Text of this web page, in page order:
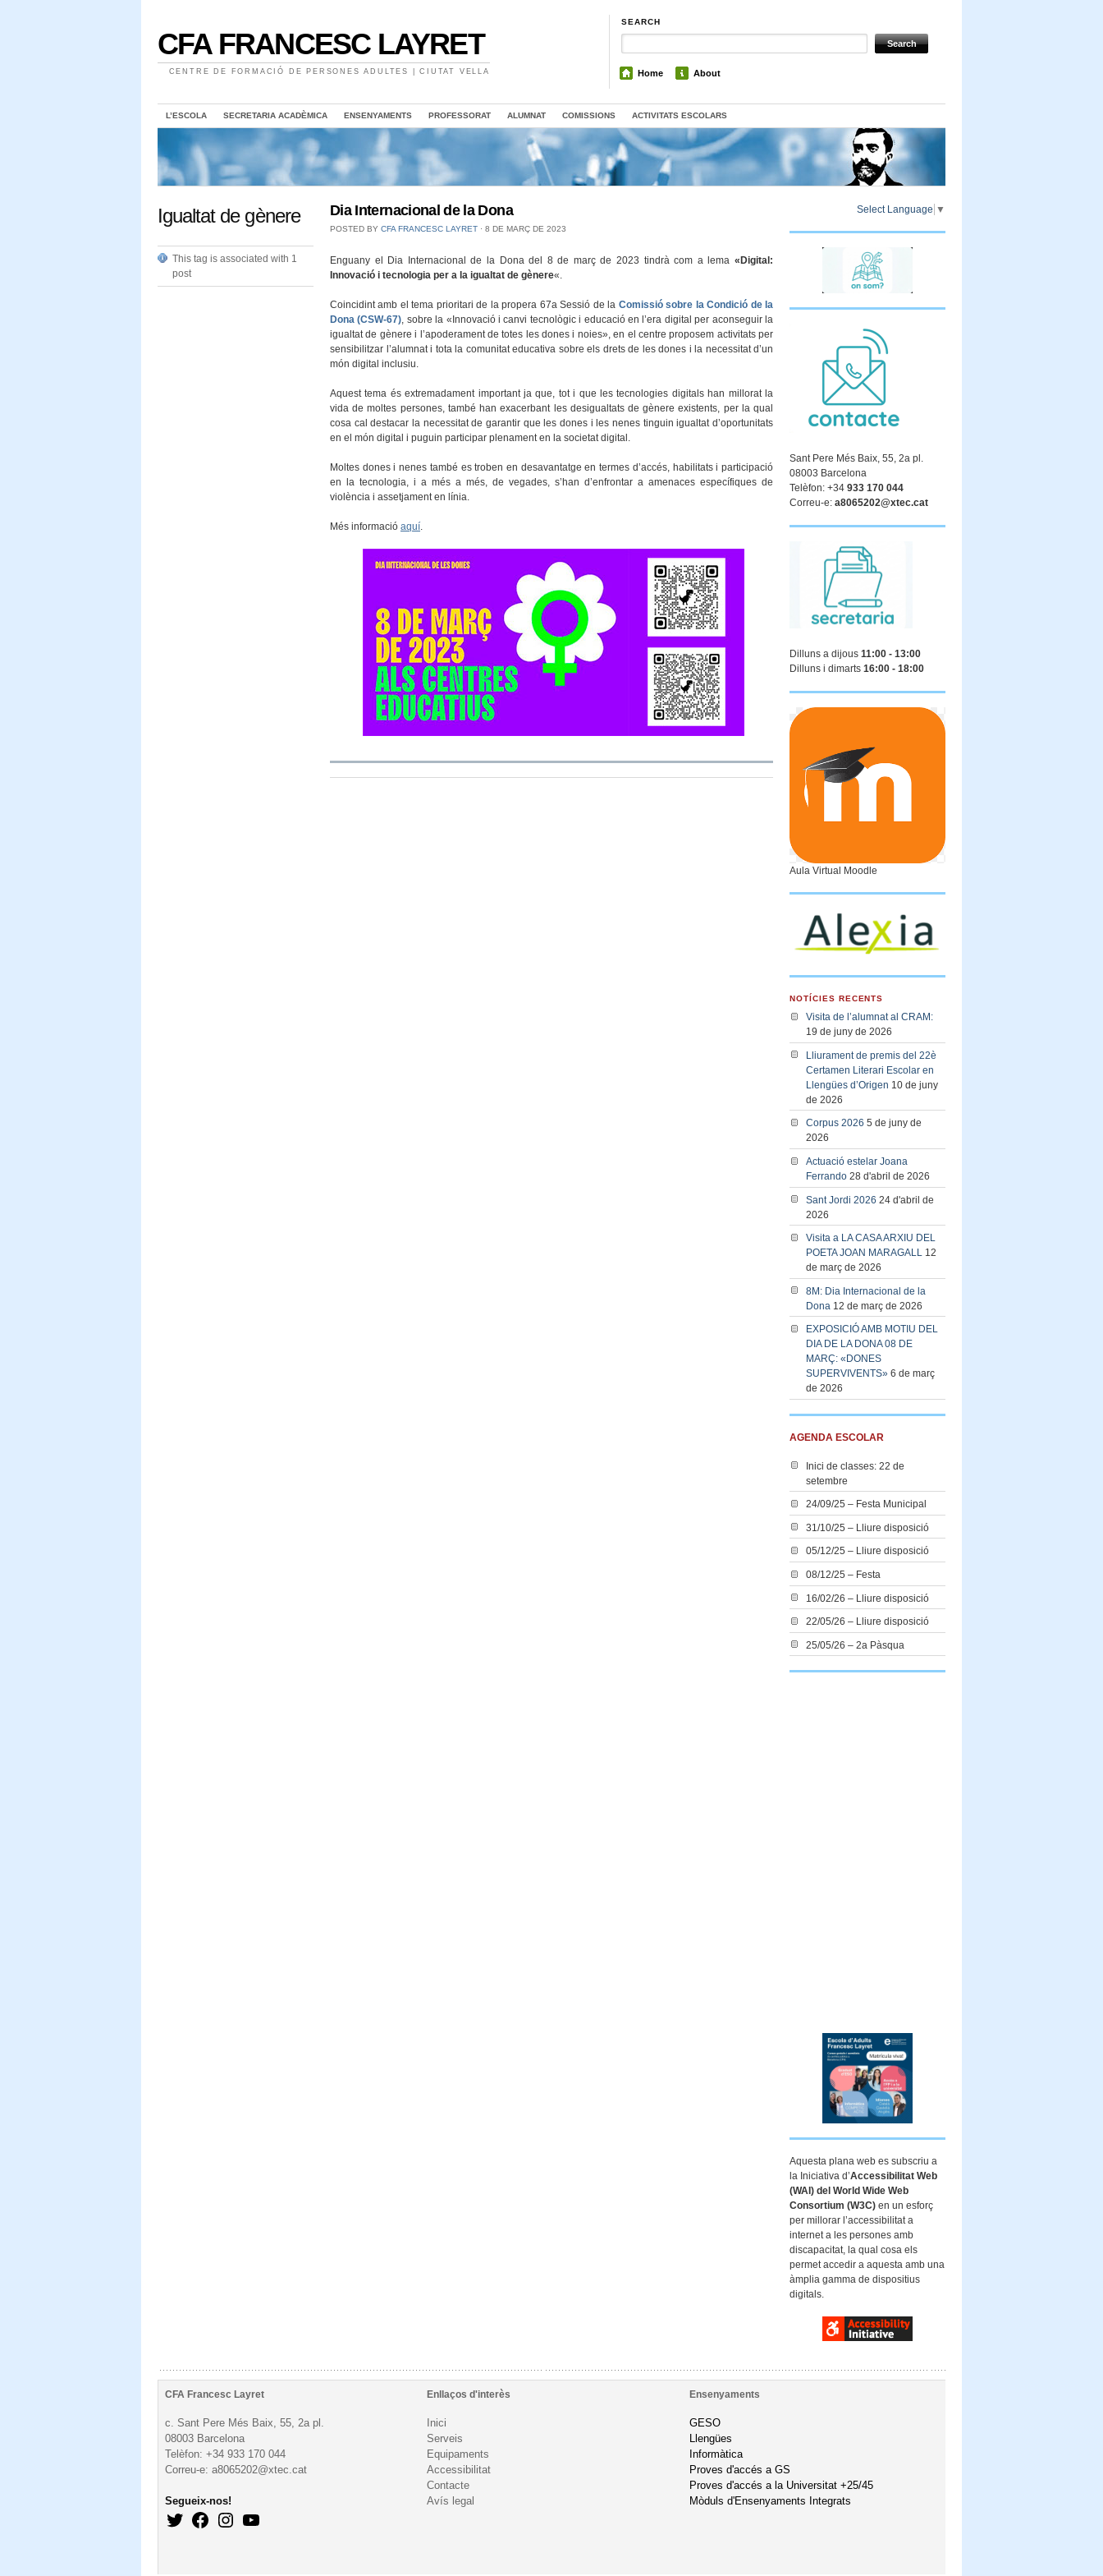
CFA FRANCESC LAYRET
CENTRE DE FORMACIÓ DE PERSONES ADULTES | CIUTAT VELLA
SEARCH
Home About
L’ESCOLA SECRETARIA ACADÈMICA ENSENYAMENTS PROFESSORAT ALUMNAT COMISSIONS ACTIVITATS ESCOLARS
Igualtat de gènere
This tag is associated with 1
post
Dia Internacional de la Dona
POSTED BY CFA FRANCESC LAYRET ⋅ 8 DE MARÇ DE 2023
Enguany el Dia Internacional de la Dona del 8 de març de 2023 tindrà com a lema «Digital:
Innovació i tecnologia per a la igualtat de gènere«.
Coincidint amb el tema prioritari de la propera 67a Sessió de la Comissió sobre la Condició de la
Dona (CSW-67), sobre la «Innovació i canvi tecnològic i educació en l’era digital per aconseguir la
igualtat de gènere i l’apoderament de totes les dones i noies», en el centre proposem activitats per
sensibilitzar l’alumnat i tota la comunitat educativa sobre els drets de les dones i la necessitat d’un
món digital inclusiu.
Aquest tema és extremadament important ja que, tot i que les tecnologies digitals han millorat la
vida de moltes persones, també han exacerbant les desigualtats de gènere existents, per la qual
cosa cal destacar la necessitat de garantir que les dones i les nenes tinguin igualtat d’oportunitats
en el món digital i puguin participar plenament en la societat digital.
Moltes dones i nenes també es troben en desavantatge en termes d’accés, habilitats i participació
en la tecnologia, i a més a més, de vegades, s’han d’enfrontar a amenaces específiques de
violència i assetjament en línia.
Més informació aquí.
Select Language ▼
Sant Pere Més Baix, 55, 2a pl.
08003 Barcelona
Telèfon: +34 933 170 044
Correu-e: a8065202@xtec.cat
Dilluns a dijous 11:00 - 13:00
Dilluns i dimarts 16:00 - 18:00
Aula Virtual Moodle
NOTÍCIES RECENTS
Visita de l’alumnat al CRAM:
19 de juny de 2026
Lliurament de premis del 22è
Certamen Literari Escolar en
Llengües d’Origen 10 de juny
de 2026
Corpus 2026 5 de juny de
2026
Actuació estelar Joana
Ferrando 28 d'abril de 2026
Sant Jordi 2026 24 d'abril de
2026
Visita a LA CASA ARXIU DEL
POETA JOAN MARAGALL 12
de març de 2026
8M: Dia Internacional de la
Dona 12 de març de 2026
EXPOSICIÓ AMB MOTIU DEL
DIA DE LA DONA 08 DE
MARÇ: «DONES
SUPERVIVENTS» 6 de març
de 2026
AGENDA ESCOLAR
Inici de classes: 22 de
setembre
24/09/25 – Festa Municipal
31/10/25 – Lliure disposició
05/12/25 – Lliure disposició
08/12/25 – Festa
16/02/26 – Lliure disposició
22/05/26 – Lliure disposició
25/05/26 – 2a Pàsqua
Aquesta plana web es subscriu a
la Iniciativa d’Accessibilitat Web
(WAI) del World Wide Web
Consortium (W3C) en un esforç
per millorar l’accessibilitat a
internet a les persones amb
discapacitat, la qual cosa els
permet accedir a aquesta amb una
àmplia gamma de dispositius
digitals.
CFA Francesc Layret Enllaços d'interès Ensenyaments
c. Sant Pere Més Baix, 55, 2a pl.
08003 Barcelona
Telèfon: +34 933 170 044
Correu-e: a8065202@xtec.cat
Segueix-nos!
Inici
Serveis
Equipaments
Accessibilitat
Contacte
Avís legal
GESO
Llengües
Informàtica
Proves d'accés a GS
Proves d'accés a la Universitat +25/45
Mòduls d'Ensenyaments Integrats